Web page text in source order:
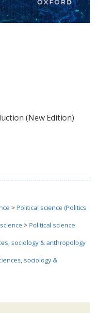
(New Edition)
> Political science (Politics
> Political science
sociology & anthropology
sociology &